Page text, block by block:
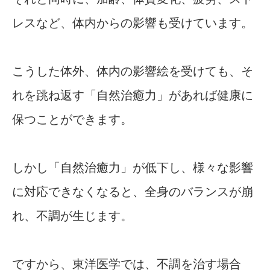
レスなど、体内からの影響も受けています。
こうした体外、体内の影響絵を受けても、そ
れを跳ね返す「自然治癒力」があれば健康に
保つことができます。
しかし「自然治癒力」が低下し、様々な影響
に対応できなくなると、全身のバランスが崩
れ、不調が生じます。
ですから、東洋医学では、不調を治す場合